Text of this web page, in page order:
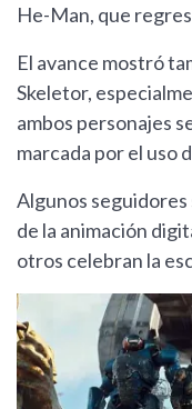
He-Man, que
El avance mostró
Skeletor,
ambos personajes
marcada por el uso
Algunos
de la animación
otros celebran la